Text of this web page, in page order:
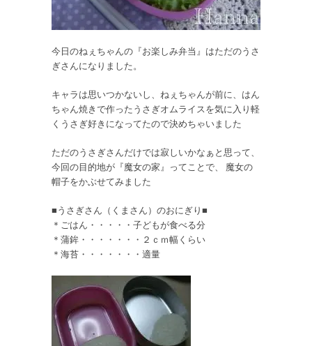
今日のねぇちゃんの『お楽しみ弁当』はただのうさ
ぎさんになりました。
キャラは思いつかないし、ねぇちゃんが前に、はん
ちゃん焼きで作ったうさぎオムライスを気に入り軽
くうさぎ好きになってたので決めちゃいました
ただのうさぎさんだけでは寂しいかなぁと思って、
今回の目的地が『魔女の家』ってことで、 魔女の
帽子をかぶせてみました
■うさぎさん（くまさん）のおにぎり■
＊ごはん・・・・・子どもが食べる分
＊蒲鉾・・・・・・・２ｃｍ幅くらい
＊海苔・・・・・・・適量